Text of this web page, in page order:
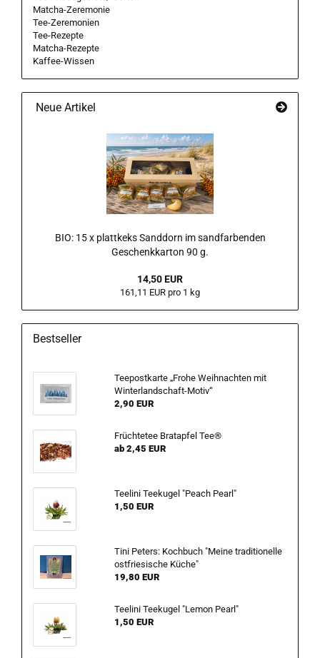
Matcha-Zeremonie
Tee-Zeremonien
Tee-Rezepte
Matcha-Rezepte
Kaffee-Wissen
Neue Artikel
BIO: 15 x plattkeks Sanddorn im sandfarbenden
Geschenkkarton 90 g.
14,50 EUR
161,11 EUR pro 1 kg
Bestseller
Teepostkarte „Frohe Weihnachten mit
Winterlandschaft-Motiv“
2,90 EUR
Früchtetee Bratapfel Tee®
ab 2,45 EUR
Teelini Teekugel "Peach Pearl"
1,50 EUR
Tini Peters: Kochbuch "Meine traditionelle
ostfriesische Küche"
19,80 EUR
Teelini Teekugel "Lemon Pearl"
1,50 EUR